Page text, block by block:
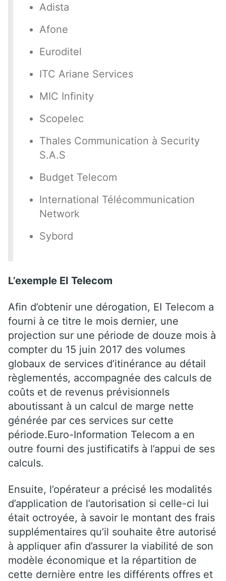
Adista
Afone
Euroditel
ITC Ariane Services
MIC Infinity
Scopelec
Thales Communication à Security
S.A.S
Budget Telecom
International Télécommunication
Network
Sybord
L’exemple EI Telecom
Afin d’obtenir une dérogation, EI Telecom a
fourni à ce titre le mois dernier, une
projection sur une période de douze mois à
compter du 15 juin 2017 des volumes
globaux de services d’itinérance au détail
règlementés, accompagnée des calculs de
coûts et de revenus prévisionnels
aboutissant à un calcul de marge nette
générée par ces services sur cette
période.Euro-Information Telecom a en
outre fourni des justificatifs à l’appui de ses
calculs.
Ensuite, l’opérateur a précisé les modalités
d’application de l’autorisation si celle-ci lui
était octroyée, à savoir le montant des frais
supplémentaires qu’il souhaite être autorisé
à appliquer afin d’assurer la viabilité de son
modèle économique et la répartition de
cette dernière entre les différents offres et